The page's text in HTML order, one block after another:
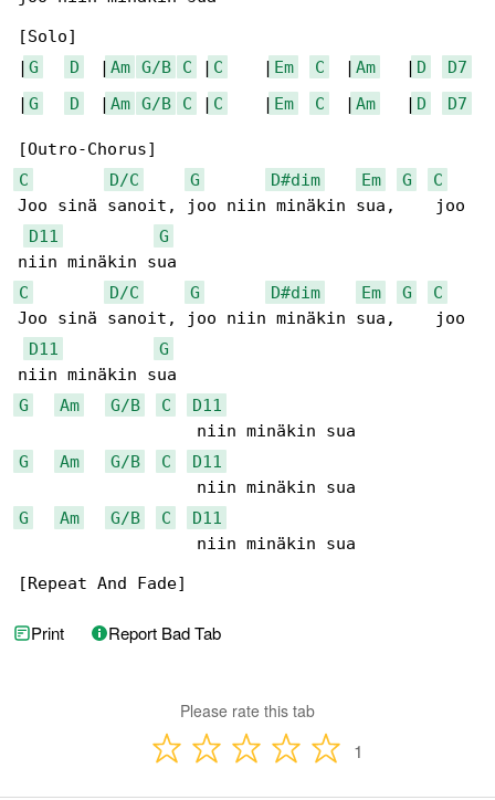
[Solo]
| G D
  |
Am G/B C | C
    |
Em C
  |
Am
   |
D
D7
| G D
  |
Am G/B C | C
    |
Em C
  |
Am
   |
D D7
C
D/C G D#dim Em G
C
Joo sinä sanoit, joo niin minäkin sua,    joo
D11
G
C
D/C G D#dim Em G
C
Joo sinä sanoit, joo niin minäkin sua,    joo
D11
G
G
Am G/B C
D11
G
Am G/B C
D11
G
Am G/B C
D11
                  niin minäkin sua
[Repeat And Fade]
Print Report Bad Tab
Please rate this tab
1